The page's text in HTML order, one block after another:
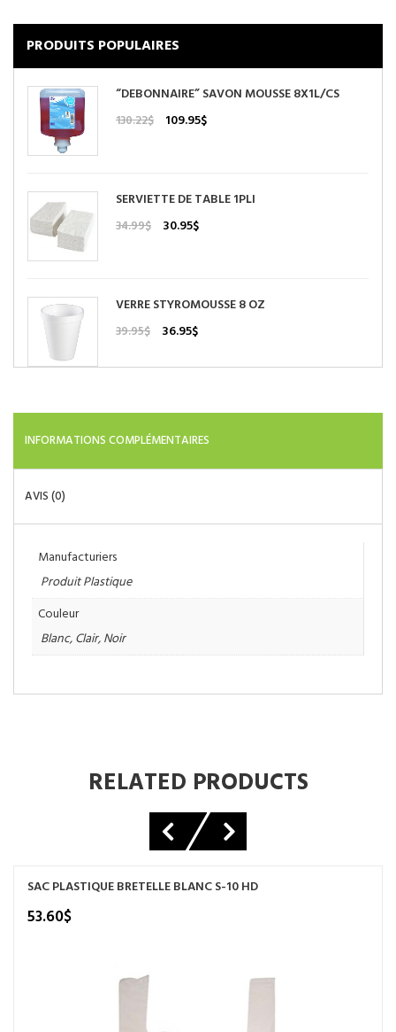
PRODUITS POPULAIRES
“DEBONNAIRE” SAVON MOUSSE 8X1L/CS
130.22$
Le
130.22$.
109.95$Le
109.95$.
SERVIETTE DE TABLE 1PLI
34.99$
Le
34.99$.
30.95$Le
30.95$.
VERRE STYROMOUSSE 8 OZ
39.95$
Le
initial
36.95$Le
actuel
INFORMATIONS COMPLÉMENTAIRES
AVIS (0)
Manufacturiers
Produit Plastique
Couleur
Blanc,Clair,Noir
RELATED PRODUCTS
SAC PLASTIQUE BRETELLE BLANC S-10 HD
53.60$